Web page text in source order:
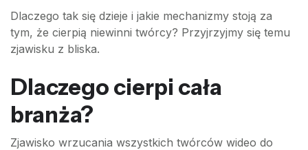
Dlaczego tak się dzieje i jakie mechanizmy stoją za
tym, że cierpią niewinni twórcy? Przyjrzyjmy się temu
zjawisku z bliska.
Dlaczego cierpi cała
branża?
Zjawisko wrzucania wszystkich twórców wideo do